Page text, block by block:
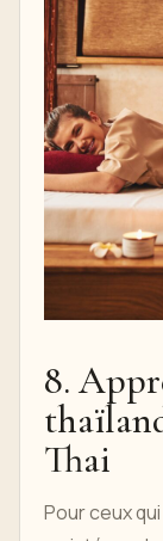
8.
Thai
Pour ceux